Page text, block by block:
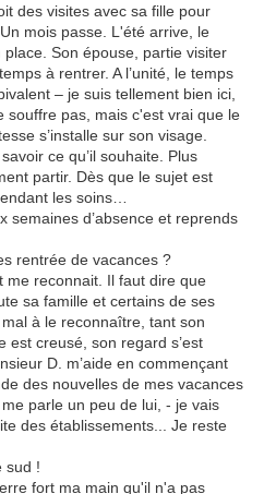
des visites avec sa fille pour
mois passe. L'été arrive, le
Son épouse, partie visiter
à rentrer. A l’unité, le temps
– je suis tellement bien ici,
souffre pas, mais c'est vrai que le
s’installe sur son visage.
ce qu’il souhaite. Plus
partir. Dès que le sujet est
les soins…
semaines d’absence et reprends
rentrée de vacances ?
me reconnait. Il faut dire que
sa famille et certains de ses
à le reconnaître, tant son
est creusé, son regard s’est
D. m’aide en commençant
des nouvelles de mes vacances
parle un peu de lui, - je vais
des établissements... Je reste
sud !
fort ma main qu'il n'a pas